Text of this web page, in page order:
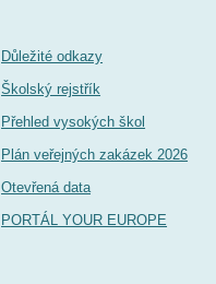
Důležité odkazy
Školský rejstřík
Přehled vysokých škol
Plán veřejných zakázek 2026
Otevřená data
PORTÁL YOUR EUROPE